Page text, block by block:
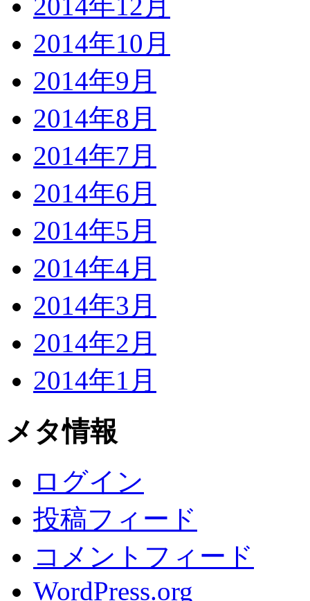
2014年10月
2014年9月
2014年8月
2014年7月
2014年6月
2014年5月
2014年4月
2014年3月
2014年2月
2014年1月
メタ情報
ログイン
投稿フィード
コメントフィード
WordPress.org